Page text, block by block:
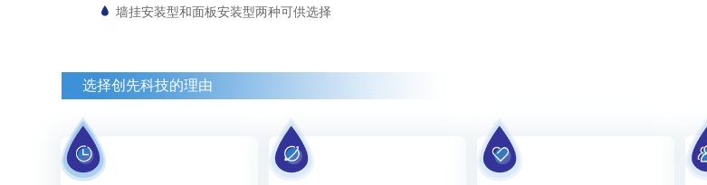
墙挂安装型和面板安装型两种可供选择
选择创先科技的理由